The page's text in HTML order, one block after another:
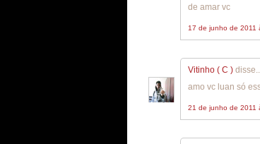
de amar vc
17 de junho de 2011
Vitinho ( C )
amo vc luan só
21 de junho de 2011